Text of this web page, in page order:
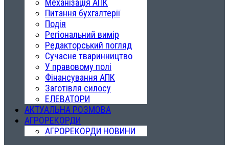
Механізація АПК
Питання бухгалтерії
Подія
Регіональний вимір
Редакторський погляд
Сучасне тваринництво
У правовому полі
Фінансування АПК
Заготівля силосу
ЕЛЕВАТОРИ
АКТУАЛЬНА РОЗМОВА
АГРОРЕКОРДИ
АГРОРЕКОРДИ НОВИНИ